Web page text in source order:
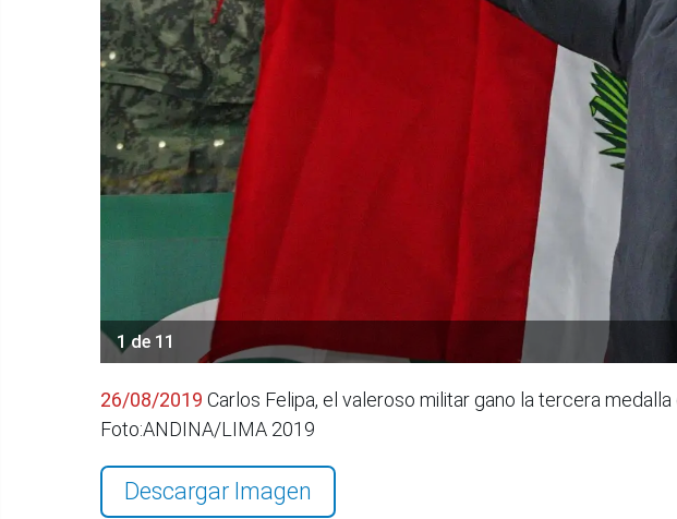
1 de 11
26/08/2019 Carlos Felipa, el valeroso militar gano la tercera
Foto:ANDINA/LIMA 2019
Descargar Imagen